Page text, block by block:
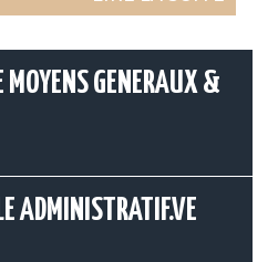
GENERAUX &
ADMINISTRATIF.VE